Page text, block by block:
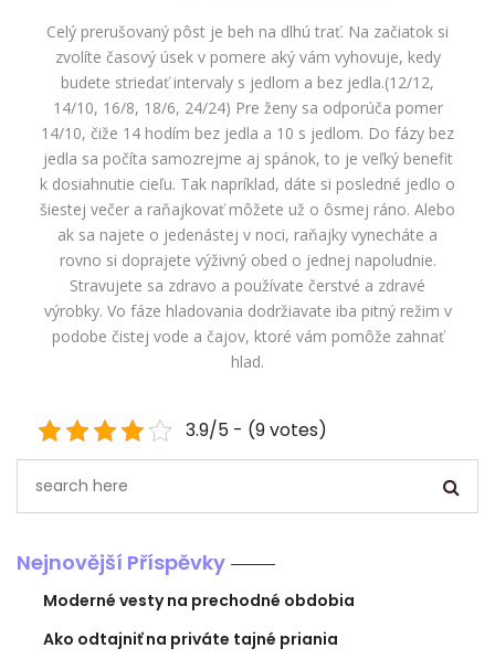
Celý prerušovaný pôst je beh na dlhú trať. Na začiatok si
zvolíte časový úsek v pomere aký vám vyhovuje, kedy
budete striedať intervaly s jedlom a bez jedla.(12/12,
14/10, 16/8, 18/6, 24/24) Pre ženy sa odporúča pomer
14/10, čiže 14 hodím bez jedla a 10 s jedlom. Do fázy bez
jedla sa počíta samozrejme aj spánok, to je veľký benefit
k dosiahnutie cieľu. Tak napríklad, dáte si posledné jedlo o
šiestej večer a raňajkovať môžete už o ôsmej ráno. Alebo
ak sa najete o jedenástej v noci, raňajky vynecháte a
rovno si doprajete výživný obed o jednej napoludnie.
Stravujete sa zdravo a používate čerstvé a zdravé
výrobky. Vo fáze hladovania dodržiavate iba pitný režim v
podobe čistej vode a čajov, ktoré vám pomôže zahnať
hlad.
3.9/5 - (9 votes)
Nejnovější Příspěvky
Moderné vesty na prechodné obdobia
Ako odtajniť na priváte tajné priania